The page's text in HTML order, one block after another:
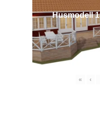
Husmodell
« ‹